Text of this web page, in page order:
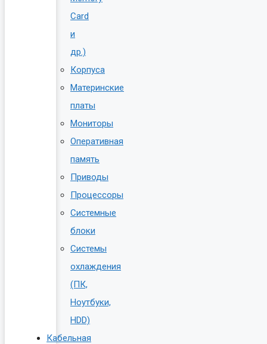
Card
и
др.)
Корпуса
Материнские
платы
Мониторы
Оперативная
память
Приводы
Процессоры
Системные
блоки
Системы
охлаждения
(ПК,
Ноутбуки,
HDD)
Кабельная